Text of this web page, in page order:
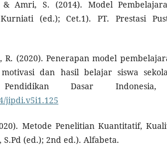
Amri, S. (2014). Model
(ed.); Cet.1). PT. Prestasi
(2020). Penerapan model
dan hasil belajar siswa
Dasar Indonesia,
jipdi.v5i1.125
Metode Penelitian Kuantitatif,
(ed.); 2nd ed.). Alfabeta.